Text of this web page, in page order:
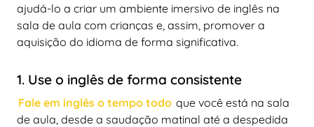
ajudá-lo a criar um ambiente imersivo de inglês na
sala de aula com crianças e, assim, promover a
aquisição do idioma de forma significativa.
1. Use o inglês de forma consistente
Fale em inglês o tempo todo que você está na sala
de aula, desde a saudação matinal até a despedida